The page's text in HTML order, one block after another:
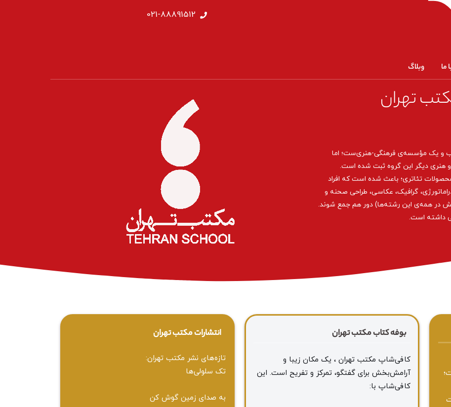
021-88891512
ما وبلاگ
تهران
و یک مؤسسه‌ی فرهنگی-هنری‌ست؛ اما
هنری دیگر این گروه ثبت شده است.
تئاتری؛ باعث شده است که افراد
گرافیک، عکاسی، طراحی ‌صحنه و
در همه‌ی این رشته‌ها) دور هم جمع شوند.
داشته است.
بوفه کتاب مکتب تهران
کافی‌شاپ مکتب تهران ، یک مکان زیبا و
آرامش‌بخش برای گفتگو، تمرکز و تفریح است. این
کافی‌شاپ با:
انتشارات مکتب تهران
تازه‌های نشر مکتب تهران:
تک سلولی‌ها
به صدای زمین گوش کن